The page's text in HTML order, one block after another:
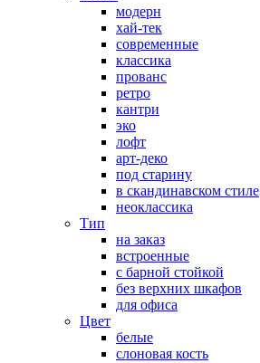
модерн
хай-тек
современные
классика
прованс
ретро
кантри
эко
лофт
арт-деко
под старину
в скандинавском стиле
неоклассика
Тип
на заказ
встроенные
с барной стойкой
без верхних шкафов
для офиса
Цвет
белые
слоновая кость